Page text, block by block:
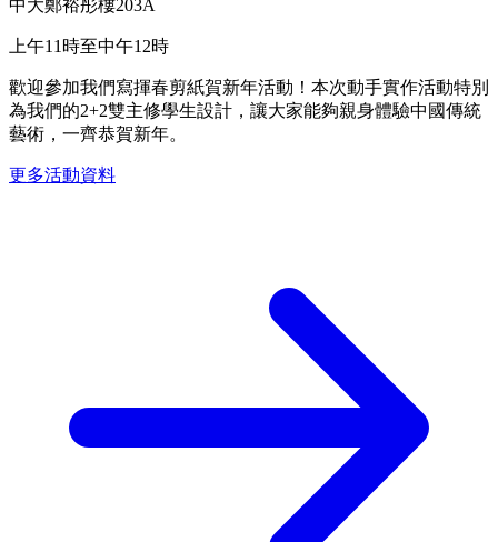
中大鄭裕彤樓203A
上午11時至中午12時
歡迎參加我們寫揮春剪紙賀新年活動！本次動手實作活動特別
為我們的2+2雙主修學生設計，讓大家能夠親身體驗中國傳統
藝術，一齊恭賀新年。
更多活動資料